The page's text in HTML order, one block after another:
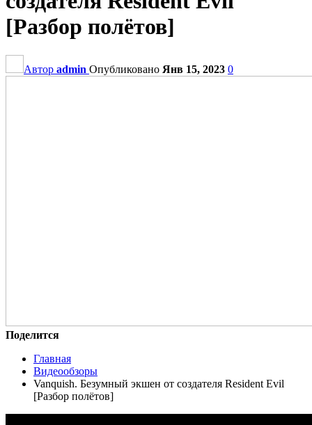
[Разбор полётов]
Автор admin Опубликовано Янв 15, 2023 0
Поделится
Главная
Видеообзоры
Vanquish. Безумный экшен от создателя Resident Evil
[Разбор полётов]